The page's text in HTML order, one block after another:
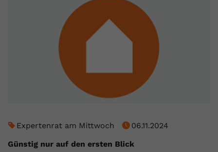
Expertenrat am Mittwoch
06.11.2024
Günstig nur auf den ersten Blick